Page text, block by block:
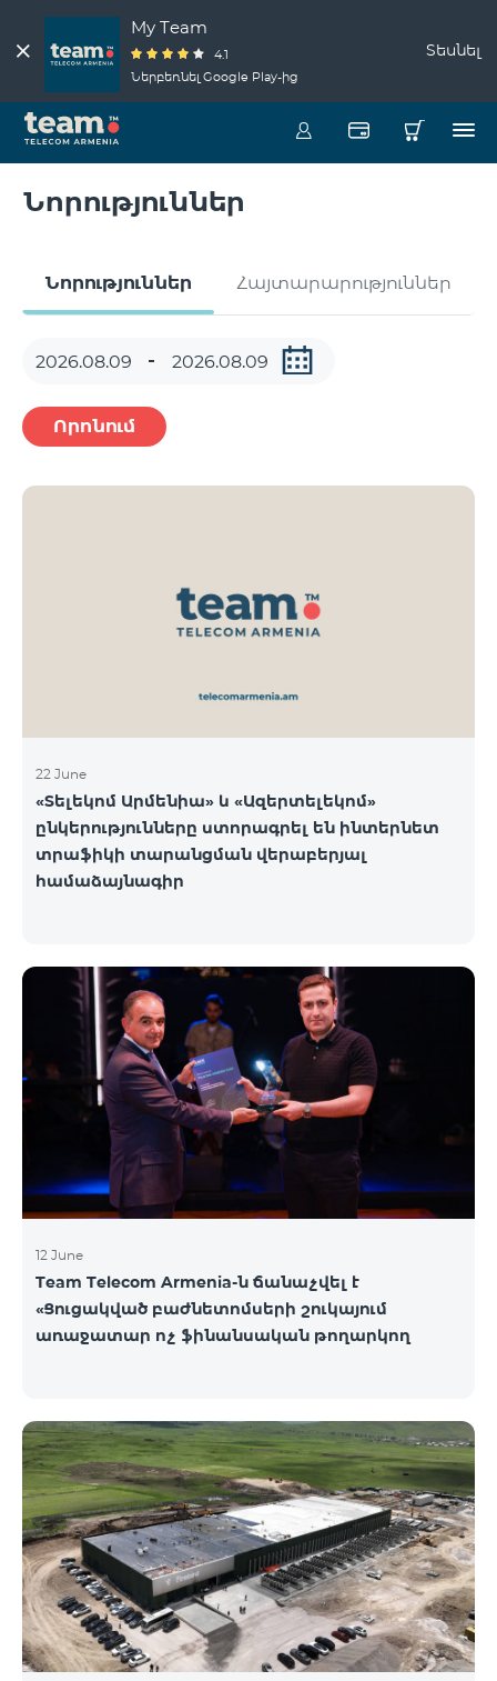
My Team
4.1
Ներբեռնել Google Play-ից
Տեսնել
Նորություններ
Նորություններ Հայտարարություններ
Որոնում
22 June
«Տելեկոմ Արմենիա» և «Ազերտելեկոմ»
ընկերությունները ստորագրել են ինտերնետ
տրաֆիկի տարանցման վերաբերյալ
համաձայնագիր
12 June
Team Telecom Armenia-ն ճանաչվել է
«Ցուցակված բաժնետոմսերի շուկայում
առաջատար ոչ ֆինանսական թողարկող